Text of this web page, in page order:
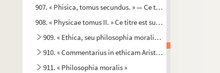
907. « Phisica, tomus secundus. » — Ce titre se trouve sur la
908. « Physicae tomus II. » Ce titre est sur le dos du
909. « Ethica, seu philosophia moralis, tradita a domino
910. « Commentarius in ethicam Aristotelis »
911. « Philosophia moralis »